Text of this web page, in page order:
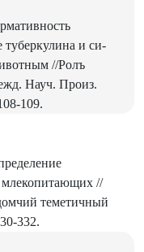
туберкулина и си-
//Ролъ
Науч. Произ.
109.
млекопитающих //
теметичный
332.